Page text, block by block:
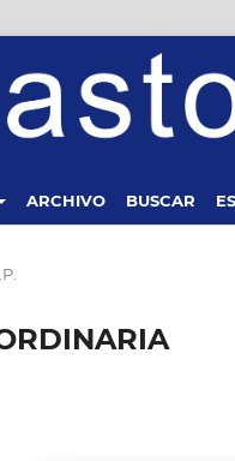
ARCHIVO BUSCAR